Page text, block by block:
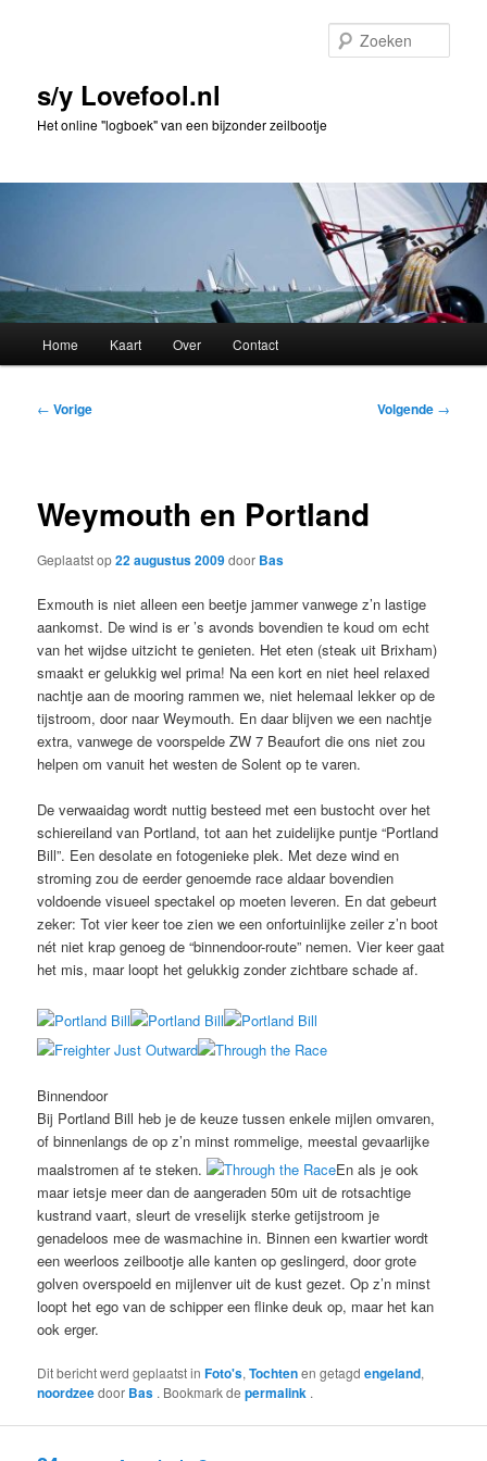
inhouds/y Lovefool.nl
Het online "logboek" van een bijzonder zeilbootje
Home Kaart Over Contact
Bericht
← Vorige Volgende →
Weymouth en Portland
Geplaatst op22 augustus 2009door Bas
Exmouth is niet alleen een beetje jammer vanwege z’n lastige
aankomst. De wind is er ’s avonds bovendien te koud om echt
van het wijdse uitzicht te genieten. Het eten (steak uit Brixham)
smaakt er gelukkig wel prima! Na een kort en niet heel relaxed
nachtje aan de mooring rammen we, niet helemaal lekker op de
tijstroom, door naar Weymouth. En daar blijven we een nachtje
extra, vanwege de voorspelde ZW 7 Beaufort die ons niet zou
helpen om vanuit het westen de Solent op te varen.
De verwaaidag wordt nuttig besteed met een bustocht over het
schiereiland van Portland, tot aan het zuidelijke puntje “Portland
Bill”. Een desolate en fotogenieke plek. Met deze wind en
stroming zou de eerder genoemde race aldaar bovendien
voldoende visueel spectakel op moeten leveren. En dat gebeurt
zeker: Tot vier keer toe zien we een onfortuinlijke zeiler z’n boot
nét niet krap genoeg de “binnendoor-route” nemen. Vier keer gaat
het mis, maar loopt het gelukkig zonder zichtbare schade af.
Binnendoor
Bij Portland Bill heb je de keuze tussen enkele mijlen omvaren,
of binnenlangs de op z’n minst rommelige, meestal gevaarlijke
maalstromen af te steken.
En als je ook
maar ietsje meer dan de aangeraden 50m uit de rotsachtige
kustrand vaart, sleurt de vreselijk sterke getijstroom je
genadeloos mee de wasmachine in. Binnen een kwartier wordt
een weerloos zeilbootje alle kanten op geslingerd, door grote
golven overspoeld en mijlenver uit de kust gezet. Op z’n minst
loopt het ego van de schipper een flinke deuk op, maar het kan
ook erger.
Dit bericht werd geplaatst inFoto's,Tochtenen getagdengeland,
noordzeedoor Bas . Bookmark depermalink .